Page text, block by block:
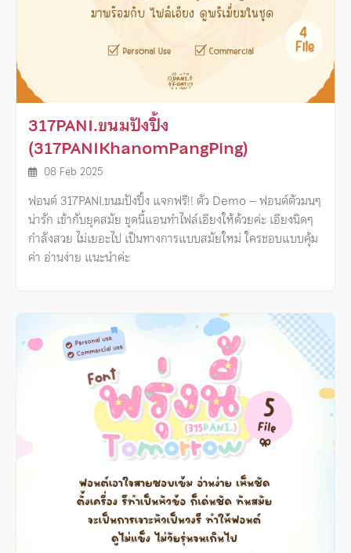
317PANI.ขนมปังปิ้ง
(317PANIKhanomPangPing)
08 Feb 2025
ฟอนต์ 317PANI.ขนมปังปิ้ง แจกฟรี!! ตัว Demo – ฟอนต์ตัวมนๆ
น่ารัก เข้ากับยุคสมัย ชุดนี้แอนทำไฟล์เอียงให้ด้วยค่ะ เอียงนิดๆ
กำลังสวย ไม่เยอะไป เป็นทางการแบบสมัยใหม่ ใครชอบแบบคุ้ม
ค่า อ่านง่าย แนะนำค่ะ